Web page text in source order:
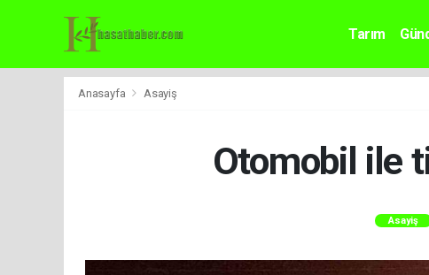
Tarım
Anasayfa Asayiş
Otomobil ile
Asayiş